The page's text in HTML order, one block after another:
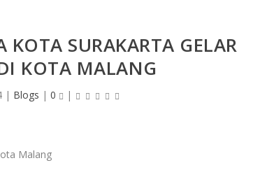
SURAKARTA GELAR
KOTA MALANG
| Blogs | 0 |